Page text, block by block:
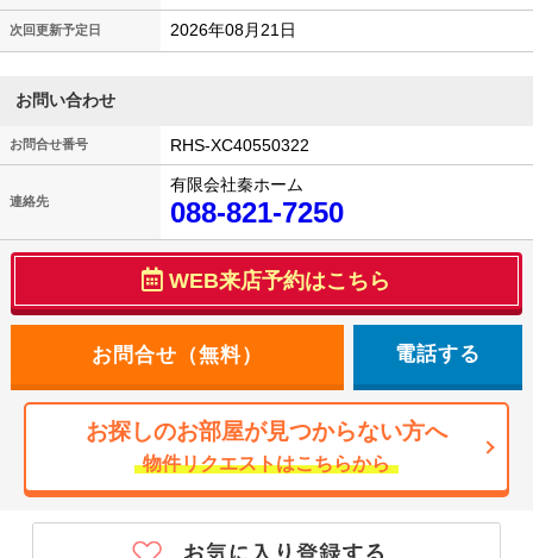
次回更新予定日 2026年08月21日
お問い合わせ
お問合せ番号 RHS-XC40550322
連絡先
有限会社秦ホーム
088-821-7250
WEB来店予約はこちら
電話する
お探しのお部屋が見つからない方へ
物件リクエストはこちらから